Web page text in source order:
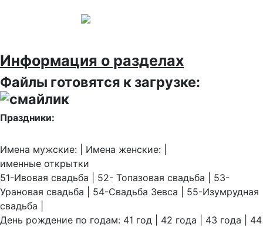
Информация о разделах
Файлы готовятся к загрузке:
Праздники:
Имена мужские: | Имена женские: |
именные открытки
51-Ивовая свадьба | 52- Топазовая свадьба | 53-
Урановая свадьба | 54-Свадьба Зевса | 55-Изумрудная
свадьба |
День рождение по годам: 41 год | 42 года | 43 года | 44